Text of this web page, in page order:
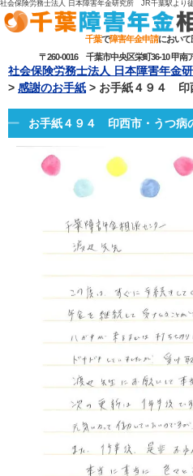
社会保険労務士法人 日本障害年金研究所 JR千葉駅より
千葉で障害年金申請において
〒260-0016 千葉市中央区栄町36-10 甲南
社会保険労務士法人 日本障害年金
> 感謝のお手紙 > お手紙４９４ 印
お手紙４９４ 印西市・うつ病